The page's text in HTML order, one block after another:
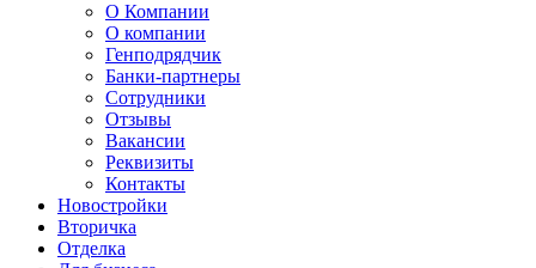
О Компании
О компании
Генподрядчик
Банки-партнеры
Сотрудники
Отзывы
Вакансии
Реквизиты
Контакты
Новостройки
Вторичка
Отделка